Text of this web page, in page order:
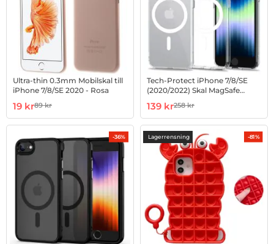
Ultra-thin 0.3mm Mobilskal till
iPhone 7/8/SE 2020 - Rosa
Art. nr 10021895
rea pris
19 krtidigare pris
89 kr
Tech-Protect iPhone 7/8/SE
(2020/2022) Skal MagSafe
Art. nr 1002893684
rea pris
139 krtidigare pris
258 kr
-36% Lagerrensning -81%